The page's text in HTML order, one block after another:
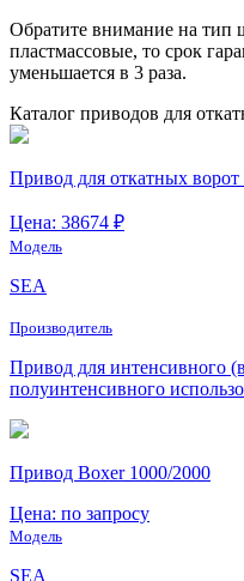
Обратите внимание на тип
пластмассовые, то срок
уменьшается в 3 раза.
Каталог приводов для
Привод для откатных
Цена: 38674 ₽
Модель
SEA
Производитель
Привод для интенсивного
полуинтенсивного
Привод Boxer 1000/2000
Цена: по запросу
Модель
SEA